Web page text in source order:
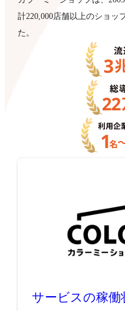
計220,000店舗以上のショッ
た。
サービスの稼働